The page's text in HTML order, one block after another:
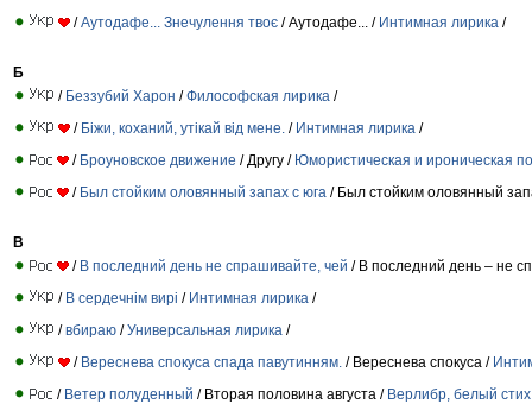
/Аутодафе... Знечулення твоє / Аутодафе... / Интимная лирика /
Б
/ Беззубий Харон /Философская лирика /
/ Біжи, коханий, утікай від мене. / Интимная лирика /
/ Броуновское движение / Другу / Юмористическая и ироническая
/ Был стойким оловянный запах с юга / Был стойким оловянный
В
/ В последний день не спрашивайте, чей / В последний день – не
/ В сердечнім вирі / Интимная лирика /
/вбираю /Универсальная лирика /
/ Вереснева спокуса спада павутинням. / Вереснева спокуса /
/ Ветер полуденный / Вторая половина августа / Верлибр, белый стих